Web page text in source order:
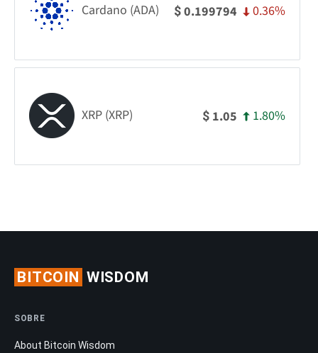
Cardano (ADA) $0.199794 0.36%
XRP (XRP) $ 1.05 1.80%
BITCOIN WISDOM
SOBRE
About Bitcoin Wisdom